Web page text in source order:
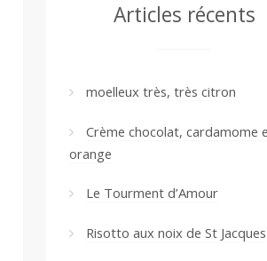
Articles récents
moelleux très, très citron
Crème chocolat, cardamome
orange
Le Tourment d’Amour
Risotto aux noix de St Jacques